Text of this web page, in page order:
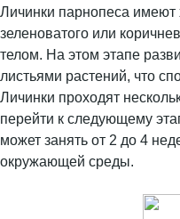
Личинки парнопеса
зеленоватого или
телом. На этом этапе
листьями растений, что
Личинки проходят
перейти к следующему
может занять от 2 до 4
окружающей среды.